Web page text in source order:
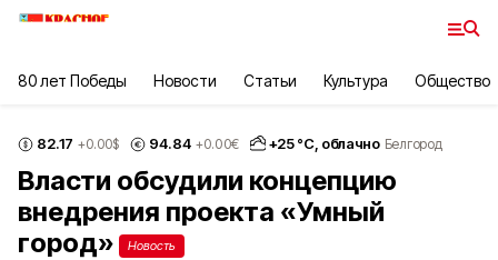
80 лет Победы Новости Статьи Культура Общество
82.17 +0.00$ 94.84 +0.00€ +25°С, облачно Белгород
Власти обсудили концепцию
внедрения проекта «Умный
город»
Новость